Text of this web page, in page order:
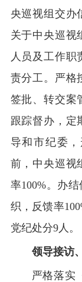
央巡视组交办
关于中央巡视
人员及工作职
责分工。严格
签批、转交案
跟踪督办，定
导和市纪委
前，中央巡视
率100%。办
织，反馈率
党纪处分9人。
领导接访
严格落实